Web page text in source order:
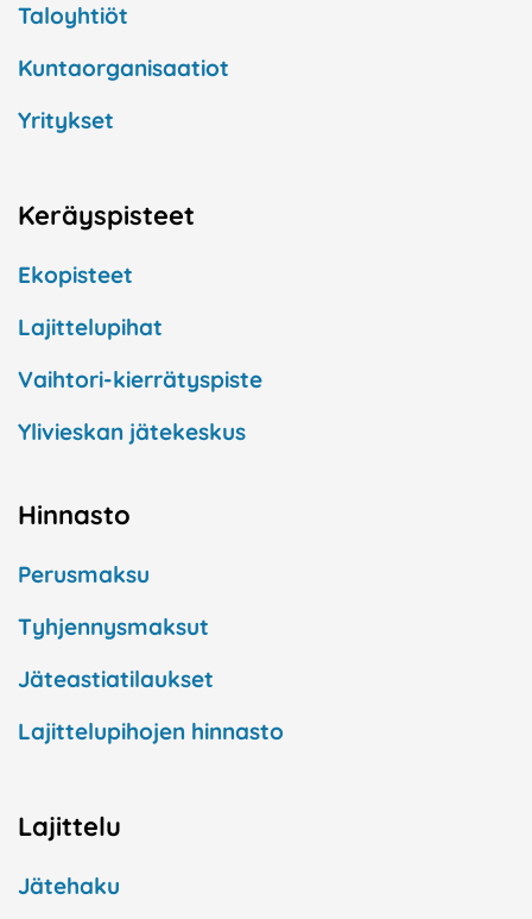
Taloyhtiöt
Kuntaorganisaatiot
Yritykset
Keräyspisteet
Ekopisteet
Lajittelupihat
Vaihtori-kierrätyspiste
Ylivieskan jätekeskus
Hinnasto
Perusmaksu
Tyhjennysmaksut
Jäteastiatilaukset
Lajittelupihojen hinnasto
Lajittelu
Jätehaku